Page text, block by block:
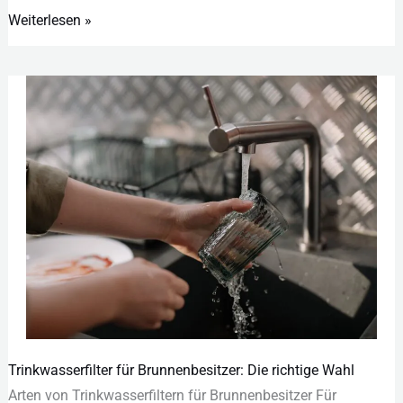
Weiterlesen »
Trinkwasserfilter für Brunnenbesitzer: Die richtige Wahl
Art︇en von︇ Tri︇nkwasserfiltern für︇ Bru︇nnenbesitzer Für︇
Trinkwasserfilter